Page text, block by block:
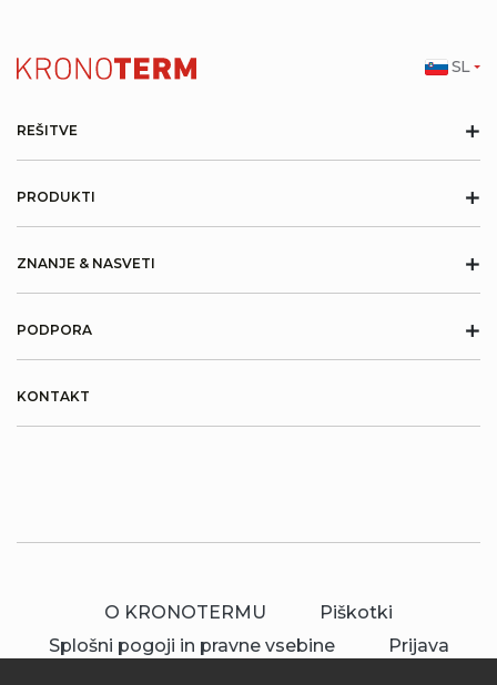
REŠITVE +
PRODUKTI +
ZNANJE & NASVETI +
PODPORA +
KONTAKT
O KRONOTERMU
Piškotki
Splošni pogoji in pravne vsebine
Prijava
SL